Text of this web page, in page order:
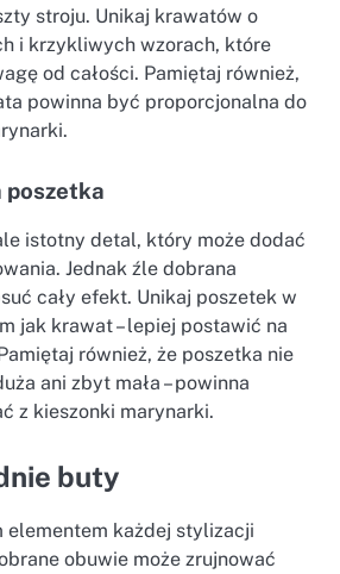
stroju. Unikaj krawatów o
i krzykliwych wzorach, które
od całości. Pamiętaj również,
powinna być proporcjonalna do
poszetka
istotny detal, który może dodać
Jednak źle dobrana
cały efekt. Unikaj poszetek w
jak krawat – lepiej postawić na
również, że poszetka nie
ani zbyt mała – powinna
z kieszonki marynarki.
buty
elementem każdej stylizacji
obuwie może zrujnować